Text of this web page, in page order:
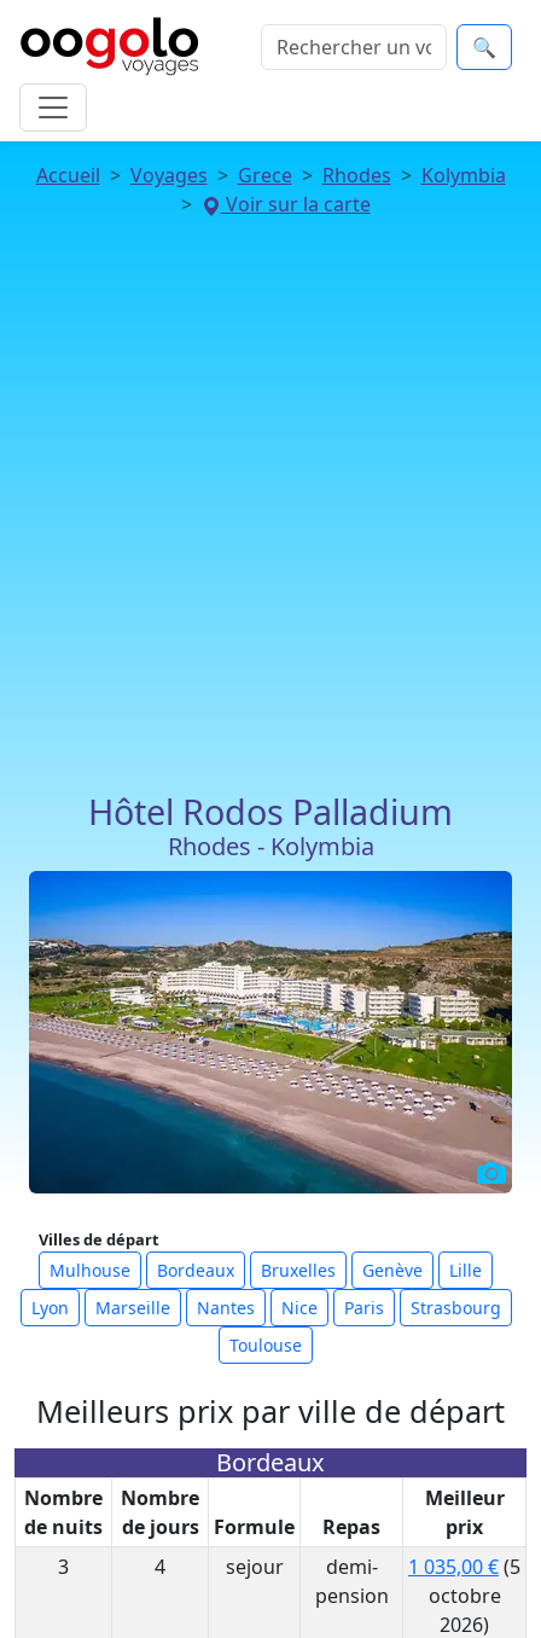
🔍
Accueil Voyages Grece Rhodes
Kolymbia
Voir sur la carte
Hôtel Rodos Palladium
Rhodes - Kolymbia
Villes de départ
Mulhouse Bordeaux Bruxelles Genève
Lille
Lyon
Marseille Nantes Nice Paris
Strasbourg
Toulouse
Meilleurs prix par ville de départ
Bordeaux
Nombre
de nuits
Nombre
de jours
Formule Repas
Meilleur
prix
3
4 sejour
demi-
pension
1 035,00 €(5
octobre
2026)